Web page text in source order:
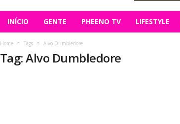
INÍCIO GENTE PHEENO TV LIFESTYLE
Home Tags Alvo Dumbledore
Tag: Alvo Dumbledore